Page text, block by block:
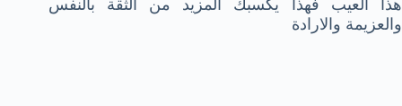
هذا العيب فهذا يكسبك المزيد من الثقة بالنفس
والعزيمة والارادة